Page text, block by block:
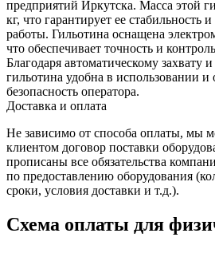
предприятий Иркутска. Масса этой
кг, что гарантирует ее стабильность
работы. Гильотина оснащена
что обеспечивает точность и
Благодаря автоматическому захвату
гильотина удобна в использовании и
безопасность оператора.
Доставка и оплата
Не зависимо от способа оплаты, мы
клиентом договор поставки
прописаны все обязательства
по предоставлению оборудования
сроки, условия доставки и т.д.).
Схема оплаты для